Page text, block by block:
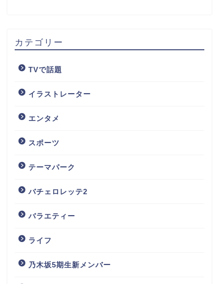
カテゴリー
TVで話題
イラストレーター
エンタメ
スポーツ
テーマパーク
バチェロレッテ2
バラエティー
ライフ
乃木坂5期生新メンバー